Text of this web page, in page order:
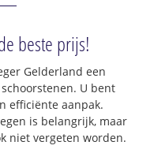
beste prijs!
Gelderland een
U bent
efficiënte aanpak.
is belangrijk, maar
niet vergeten worden.